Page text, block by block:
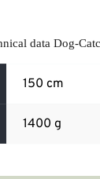
data Dog-
150 cm
1400 g